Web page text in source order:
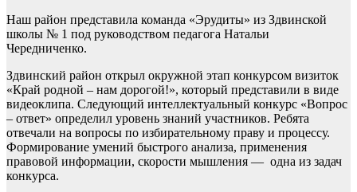
Наш район представила команда «Эрудиты» из Здвинской
школы № 1 под руководством педагога Натальи
Чередниченко.
Здвинский район открыл окружной этап конкурсом визиток
«Край родной – нам дорогой!», который представили в виде
видеоклипа. Следующий интеллектуальный конкурс «Вопрос
– ответ» определил уровень знаний участников. Ребята
отвечали на вопросы по избирательному праву и процессу.
Формирование умений быстрого анализа, применения
правовой информации, скорости мышления — одна из задач
конкурса.